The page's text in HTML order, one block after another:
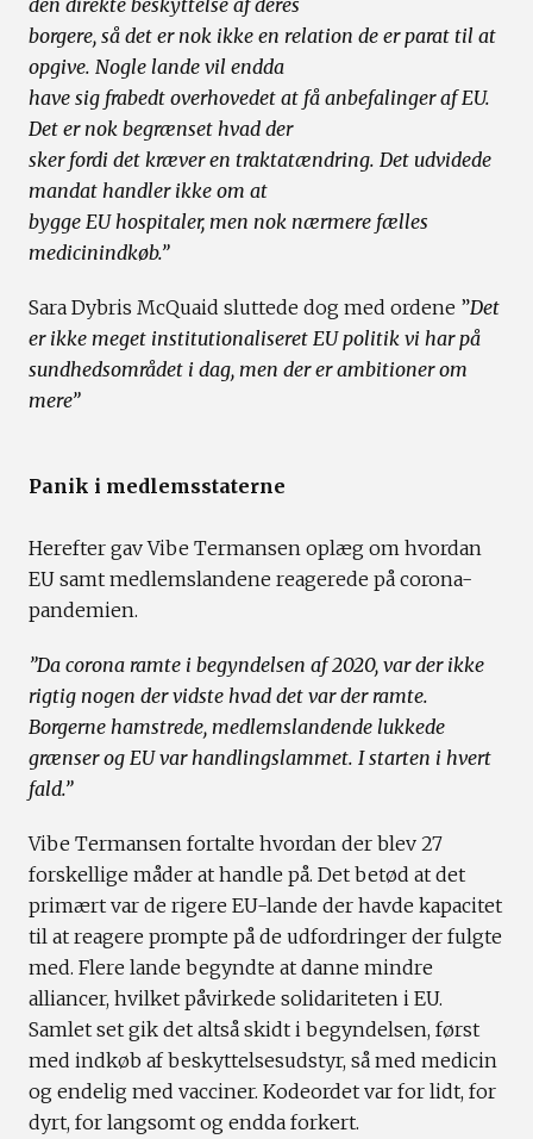
den direkte beskyttelse af deres
borgere, så det er nok ikke en relation de er parat til at
opgive. Nogle lande vil endda
have sig frabedt overhovedet at få anbefalinger af EU.
Det er nok begrænset hvad der
sker fordi det kræver en traktatændring. Det udvidede
mandat handler ikke om at
bygge EU hospitaler, men nok nærmere fælles
medicinindkøb.”
Sara Dybris McQuaid sluttede dog med ordene ”Det
er ikke meget institutionaliseret EU politik vi har på
sundhedsområdet i dag, men der er ambitioner om
mere”
Panik i medlemsstaterne
Herefter gav Vibe Termansen oplæg om hvordan
EU samt medlemslandene reagerede på corona-
pandemien.
”Da corona ramte i begyndelsen af 2020, var der ikke
rigtig nogen der vidste hvad det var der ramte.
Borgerne hamstrede, medlemslandende lukkede
grænser og EU var handlingslammet. I starten i hvert
fald.”
Vibe Termansen fortalte hvordan der blev 27
forskellige måder at handle på. Det betød at det
primært var de rigere EU-lande der havde kapacitet
til at reagere prompte på de udfordringer der fulgte
med. Flere lande begyndte at danne mindre
alliancer, hvilket påvirkede solidariteten i EU.
Samlet set gik det altså skidt i begyndelsen, først
med indkøb af beskyttelsesudstyr, så med medicin
og endelig med vacciner. Kodeordet var for lidt, for
dyrt, for langsomt og endda forkert.